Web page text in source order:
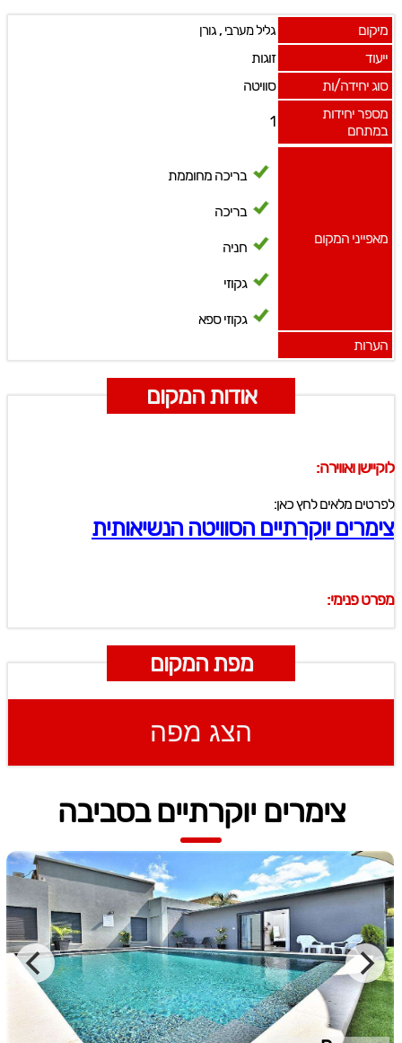
מיקום גליל מערבי, גורן
ייעוד
זוגות
סוג יחידה/ות
סוויטה
מספר יחידות
במתחם
1
מאפייני המקום
בריכה מחוממת
בריכה
חניה
גקוזי
גקוזי ספא
הערות
אודות המקום
לוקיישן ואווירה:
לפרטים מלאים לחץ כאן:
צימרים יוקרתיים הסוויטה הנשיאותית
מפרט פנימי:
מפת המקום
הצג מפה
צימרים יוקרתיים בסביבה